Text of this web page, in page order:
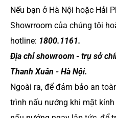
Nếu bạn ở Hà Nội hoặc Hải
Showrroom của chúng tôi
hotline: 1800.1161.
Địa chỉ showroom - trụ sở
Thanh Xuân - Hà Nội.
Ngoài ra, để đảm bảo an
trình nấu nướng khi mặt